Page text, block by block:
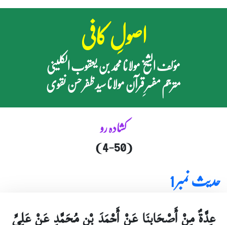
اصولِ کافی
مؤلف الشیخ مولانا محمد بن یعقوب الکلینی
مترجم مفسرِ قرآن مولانا سید ظفر حسن نقوی
کشادہ رو
(4-50)
حدیث نمبر 1
عِدَّةٌ مِنْ أَصْحَابِنَا عَنْ أَحْمَدَ بْنِ مُحَمَّدٍ عَنْ عَلِيِّ